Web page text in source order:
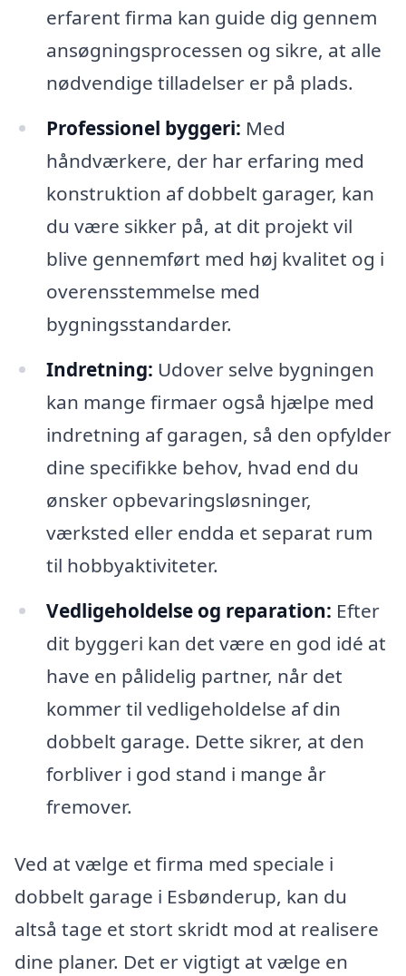
erfarent firma kan guide dig gennem
ansøgningsprocessen og sikre, at alle
nødvendige tilladelser er på plads.
Professionel byggeri: Med
håndværkere, der har erfaring med
konstruktion af dobbelt garager, kan
du være sikker på, at dit projekt vil
blive gennemført med høj kvalitet og i
overensstemmelse med
bygningsstandarder.
Indretning: Udover selve bygningen
kan mange firmaer også hjælpe med
indretning af garagen, så den opfylder
dine specifikke behov, hvad end du
ønsker opbevaringsløsninger,
værksted eller endda et separat rum
til hobbyaktiviteter.
Vedligeholdelse og reparation: Efter
dit byggeri kan det være en god idé at
have en pålidelig partner, når det
kommer til vedligeholdelse af din
dobbelt garage. Dette sikrer, at den
forbliver i god stand i mange år
fremover.
Ved at vælge et firma med speciale i
dobbelt garage i Esbønderup, kan du
altså tage et stort skridt mod at realisere
dine planer. Det er vigtigt at vælge en